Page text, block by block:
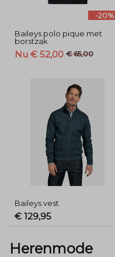
-20%
Baileys polo pique met
borstzak
Nu € 52,00 € 65,00
Baileys vest
€ 129,95
Herenmode